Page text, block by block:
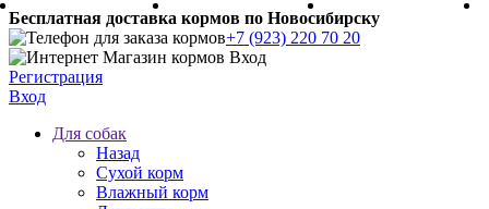
Бесплатная доставка кормов по Новосибирску
+7 (923) 220 70 20
Регистрация
Вход
Для собак
Назад
Сухой корм
Влажный корм